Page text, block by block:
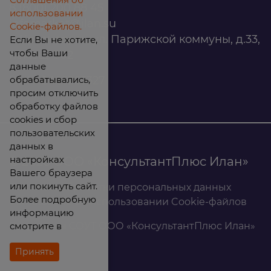
infomarket@ilan.su
г. Красноярск, ул. Парижской коммуны, д.33,
помещ. 302
ИНН: 2465263327
© 2026 ООО «КонсультантПлюс Илан»
Политика обработки персональных данных
Соглашение об использовании Cookie-файлов
Результаты СОУТ ООО «КонсультантПлюс Илан»
использовании
Cookie-файлов.
Если Вы не хотите,
чтобы Ваши
данные
обрабатывались,
просим отключить
обработку файлов
cookies и сбор
пользовательских
данных в
настройках
Вашего браузера
или покинуть сайт.
Более подробную
информацию
смотрите в
Принять